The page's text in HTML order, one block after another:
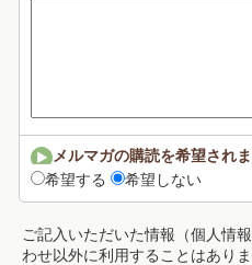
メルマガの購読を希望され
希望する
希望しない
ご記入いただいた情報（個人情
わせ以外に利用することはありま